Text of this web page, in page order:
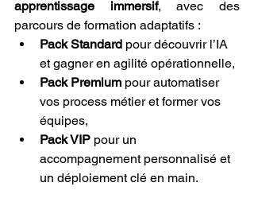
apprentissage immersif, avec des
parcours de formation adaptatifs :
Pack Standard pour découvrir l’IA
et gagner en agilité opérationnelle,
Pack Premium pour automatiser
vos process métier et former vos
équipes,
Pack VIP pour un
accompagnement personnalisé et
un déploiement clé en main.